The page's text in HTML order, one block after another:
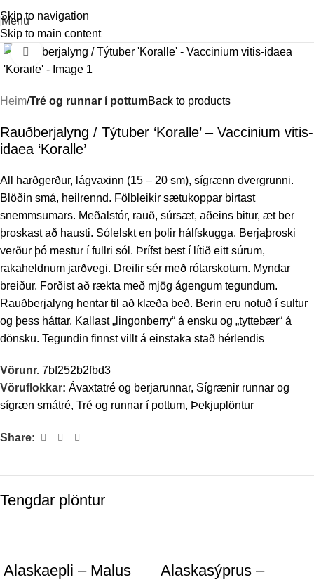
Skip to navigation
Skip to main content
Menu
Stækka mynd
Heim Tré og runnar í pottumBack to products
Rauðberjalyng / Týtuber ‘Koralle’ – Vaccinium vitis-
idaea ‘Koralle’
All harðgerður, lágvaxinn (15 – 20 sm), sígrænn dvergrunni.
Blöðin smá, heilrennd. Fölbleikir sætukoppar birtast
snemmsumars. Meðalstór, rauð, súrsæt, aðeins bitur, æt ber
þroskast að hausti. Sólelskt en þolir hálfskugga. Berjaþroski
verður þó mestur í fullri sól. Þrífst best í lítið eitt súrum,
rakaheldnum jarðvegi. Dreifir sér með rótarskotum. Myndar
breiður. Forðist að rækta með mjög ágengum tegundum.
Rauðberjalyng hentar til að klæða beð. Berin eru notuð í sultur
og þess háttar. Kallast „lingonberry“ á ensku og „tyttebær“ á
dönsku. Tegundin finnst villt á einstaka stað hérlendis
Vörunr. 7bf252b2fbd3
Vöruflokkar: Ávaxtatré og berjarunnar, Sígrænir runnar og
sígræn smátré, Tré og runnar í pottum, Þekjuplöntur
Share:
Tengdar plöntur
Alaskaepli – Malus
Alaskasýprus –